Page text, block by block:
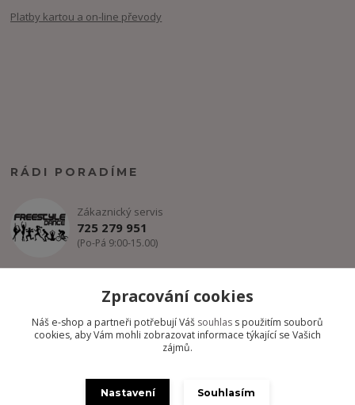
Platby kartou a on-line převody
RÁDI PORADÍME
Zákaznický servis
725 279 951
(Po-Pá 9:00-15.00)
Copyright @ FREESTYLE-DANCE.CZ 2012-2024 - Všechny práva
Zpracování cookies
Náš e-shop a partneři potřebují Váš souhlas s použitím souborů
cookies, aby Vám mohli zobrazovat informace týkající se Vašich
zájmů.
Nastavení Souhlasím